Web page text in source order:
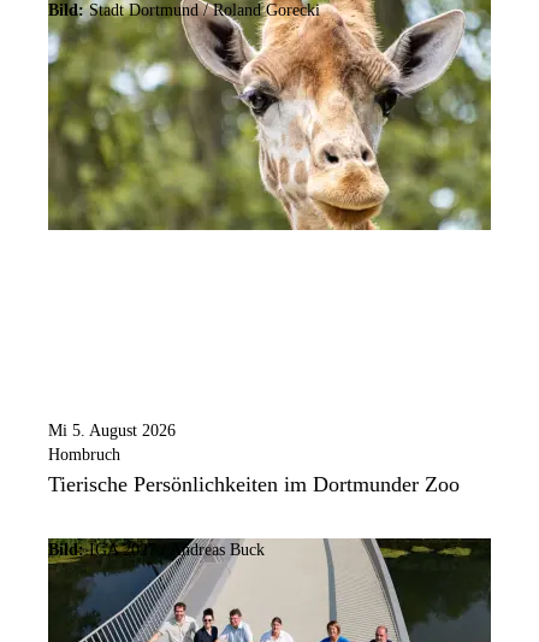
Bild:Stadt Dortmund / Roland Gorecki
Mi 5. August 2026
Hombruch
Tierische Persönlichkeiten im Dortmunder Zoo
Bild: IGA 2027 / Andreas Buck